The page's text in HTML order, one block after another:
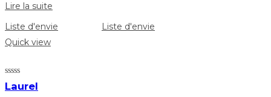
Lire la suite
Liste d'envie
Liste d'envie
Quick view
Laurel